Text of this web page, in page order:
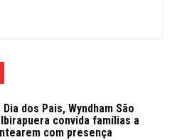
dos Pais, Wyndham São
convida famílias a
com presença